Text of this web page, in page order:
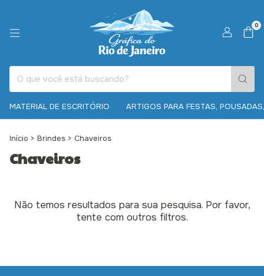
0
MATERIAL DE ESCRITÓRIO ARTIGOS PARA FESTAS,
Início > Brindes > Chaveiros
Chaveiros
Não temos resultados para sua pesquisa. Por favor,
tente com outros filtros.